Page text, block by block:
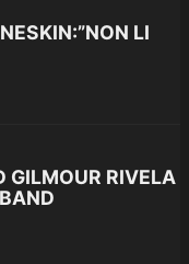
LI
GILMOUR RIVELA